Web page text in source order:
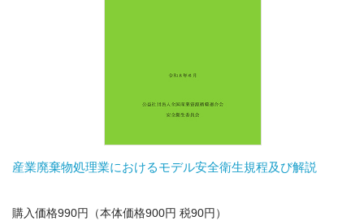
産業廃棄物処理業におけるモデル安全衛生規程及び解説
購入価格990円（本体価格900円 税90円）